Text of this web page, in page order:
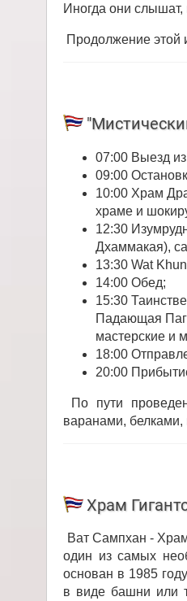
Иногда они слышат,
Продолжение этой
07:00 Выезд
09:00
10:00 Храм
храме и
12:30
Дхаммакая),
13:30 Wat
14:00 Обед;
15:30
Падающая
мастерские и
18:00
20:00
По пути
варанами, белками,
Храм
Ват Сампхан -
один из самых
основан в 1985
в виде башни или